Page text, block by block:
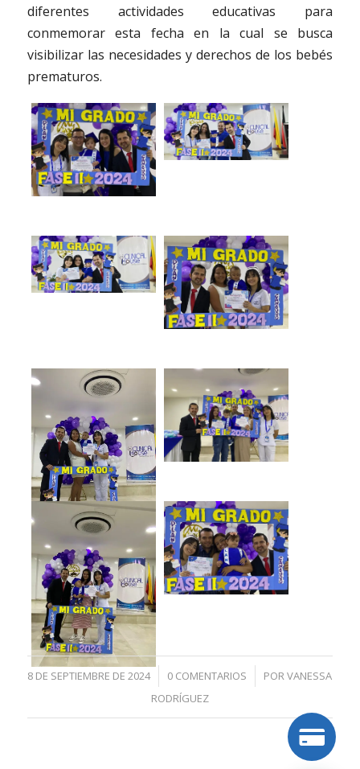
diferentes actividades educativas para
conmemorar esta fecha en la cual se busca
visibilizar las necesidades y derechos de los bebés
prematuros.
8 DE SEPTIEMBRE DE 2024
/ 0 COMENTARIOS
/ PORVANESSA
RODRÍGUEZ